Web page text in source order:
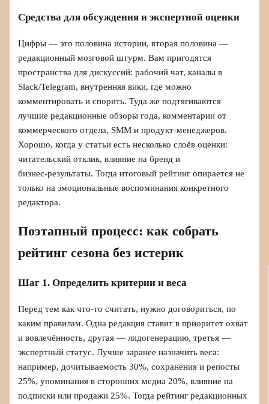
Средства для обсуждения и экспертной оценки
Цифры — это половина истории, вторая половина —
редакционный мозговой штурм. Вам пригодятся
пространства для дискуссий: рабочий чат, каналы в
Slack/Telegram, внутренняя вики, где можно
комментировать и спорить. Туда же подтягиваются
лучшие редакционные обзоры года, комментарии от
коммерческого отдела, SMM и продукт‑менеджеров.
Хорошо, когда у статьи есть несколько слоёв оценки:
читательский отклик, влияние на бренд и
бизнес‑результаты. Тогда итоговый рейтинг опирается не
только на эмоциональные воспоминания конкретного
редактора.
Поэтапный процесс: как собрать
рейтинг сезона без истерик
Шаг 1. Определить критерии и веса
Перед тем как что‑то считать, нужно договориться, по
каким правилам. Одна редакция ставит в приоритет охват
и вовлечённость, другая — лидогенерацию, третья —
экспертный статус. Лучше заранее назначить веса:
например, дочитываемость 30%, сохранения и репосты
25%, упоминания в сторонних медиа 20%, влияние на
подписки или продажи 25%. Тогда рейтинг редакционных